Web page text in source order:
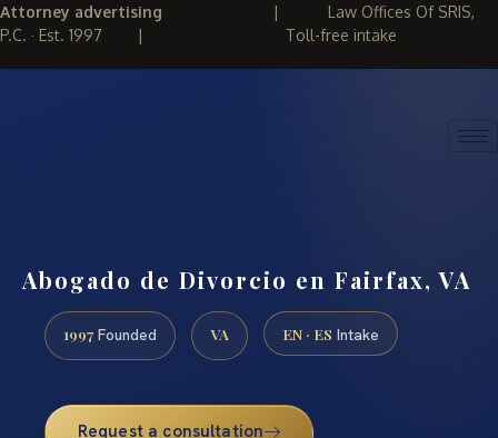
Attorney advertising | Law Offices Of SRIS,
P.C. · Est. 1997 | Toll-free intake
Abogado de Divorcio en Fairfax, VA
1997 Founded VA EN · ES Intake
Request a consultation